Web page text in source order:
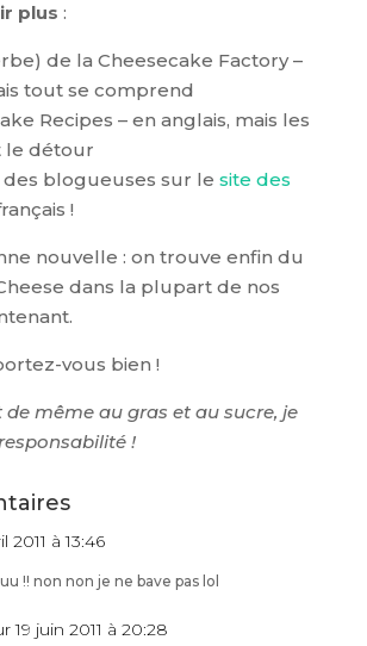
plus :
de la Cheesecake Factory –
tout se comprend
Recipes – en anglais, mais les
le détour
blogueuses sur le site des
!
nouvelle : on trouve enfin du
dans la plupart de nos
vous bien !
même au gras et au sucre, je
!
2011 à 13:46
!! non non je ne bave pas lol
19 juin 2011 à 20:28